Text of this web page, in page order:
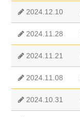
2024.12.10
2024.11.28
2024.11.21
2024.11.08
2024.10.31